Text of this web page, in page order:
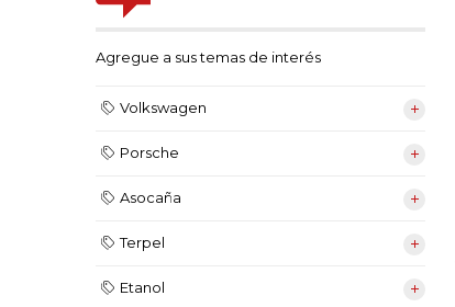
Agregue a sus temas de interés
Volkswagen
Porsche
Asocaña
Terpel
Etanol